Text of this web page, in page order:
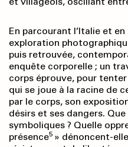
En parcourant l’Italie et
exploration
puis retrouvée,
enquête corporelle ; un
corps éprouve, pour
qui se joue à la racine de
par le corps, son
désirs et ses dangers.
symboliques ? Quelle
présence5 » dénoncent-